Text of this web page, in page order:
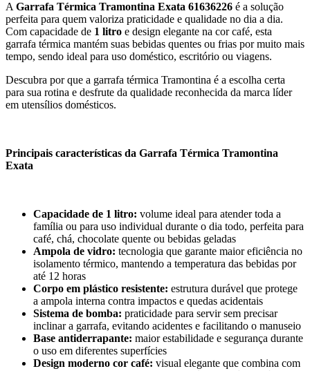
A Garrafa Térmica Tramontina Exata 61636226 é a solução
perfeita para quem valoriza praticidade e qualidade no dia a dia.
Com capacidade de 1 litro e design elegante na cor café, esta
garrafa térmica mantém suas bebidas quentes ou frias por muito mais
tempo, sendo ideal para uso doméstico, escritório ou viagens.
Descubra por que a garrafa térmica Tramontina é a escolha certa
para sua rotina e desfrute da qualidade reconhecida da marca líder
em utensílios domésticos.
Principais características da Garrafa Térmica Tramontina
Exata
Capacidade de 1 litro: volume ideal para atender toda a
família ou para uso individual durante o dia todo, perfeita para
café, chá, chocolate quente ou bebidas geladas
Ampola de vidro: tecnologia que garante maior eficiência no
isolamento térmico, mantendo a temperatura das bebidas por
até 12 horas
Corpo em plástico resistente: estrutura durável que protege
a ampola interna contra impactos e quedas acidentais
Sistema de bomba: praticidade para servir sem precisar
inclinar a garrafa, evitando acidentes e facilitando o manuseio
Base antiderrapante: maior estabilidade e segurança durante
o uso em diferentes superfícies
Design moderno cor café: visual elegante que combina com